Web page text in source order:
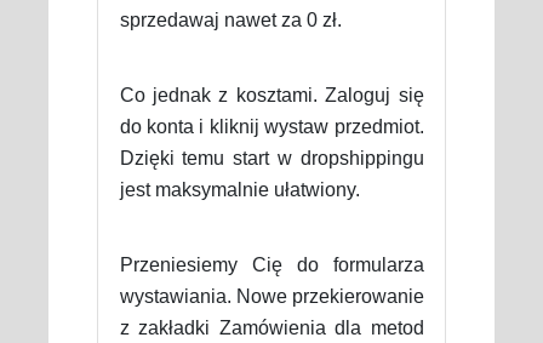
sprzedawaj nawet za 0 zł.
Co jednak z kosztami. Zaloguj się
do konta i kliknij wystaw przedmiot.
Dzięki temu start w dropshippingu
jest maksymalnie ułatwiony.
Przeniesiemy Cię do formularza
wystawiania. Nowe przekierowanie
z zakładki Zamówienia dla metod